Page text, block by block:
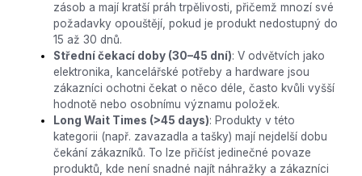
zásob a mají kratší práh trpělivosti, přičemž mnozí své
požadavky opouštějí, pokud je produkt nedostupný do
15 až 30 dnů.
Střední čekací doby (30–45 dní): V odvětvích jako
elektronika, kancelářské potřeby a hardware jsou
zákazníci ochotni čekat o něco déle, často kvůli vyšší
hodnotě nebo osobnímu významu položek.
Long Wait Times (>45 days): Produkty v této
kategorii (např. zavazadla a tašky) mají nejdelší dobu
čekání zákazníků. To lze přičíst jedinečné povaze
produktů, kde není snadné najít náhražky a zákazníci